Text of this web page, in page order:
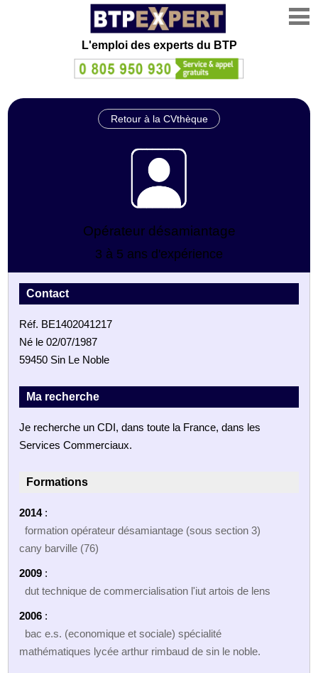
L'emploi des experts du BTP
Retour à la CVthèque
Opérateur désamiantage
3 à 5 ans d'expérience
Contact
Réf. BE1402041217
Né le 02/07/1987
59450 Sin Le Noble
Ma recherche
Je recherche un CDI, dans toute la France, dans les
Services Commerciaux.
Formations
2014:
formation opérateur désamiantage (sous section 3)
cany barville (76)
2009 :
dut technique de commercialisation l'iut artois de lens
2006 :
bac e.s. (economique et sociale) spécialité
mathématiques lycée arthur rimbaud de sin le noble.